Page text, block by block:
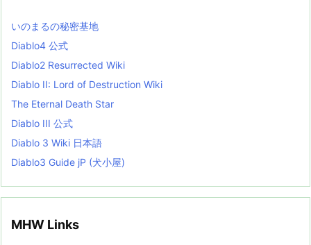
i
s
t
いのまるの秘密基地
Diablo4 公式
Diablo2 Resurrected Wiki
Diablo II: Lord of Destruction Wiki
The Eternal Death Star
Diablo III 公式
Diablo 3 Wiki 日本語
Diablo3 Guide jP (犬小屋)
MHW Links